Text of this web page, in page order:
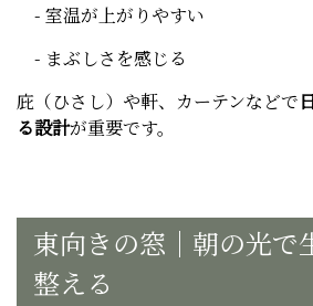
- 室温が上がりやすい
- まぶしさを感じる
庇（ひさし）や軒、カーテンなどで
る設計が重要です。
東向きの窓｜朝の光で
整える